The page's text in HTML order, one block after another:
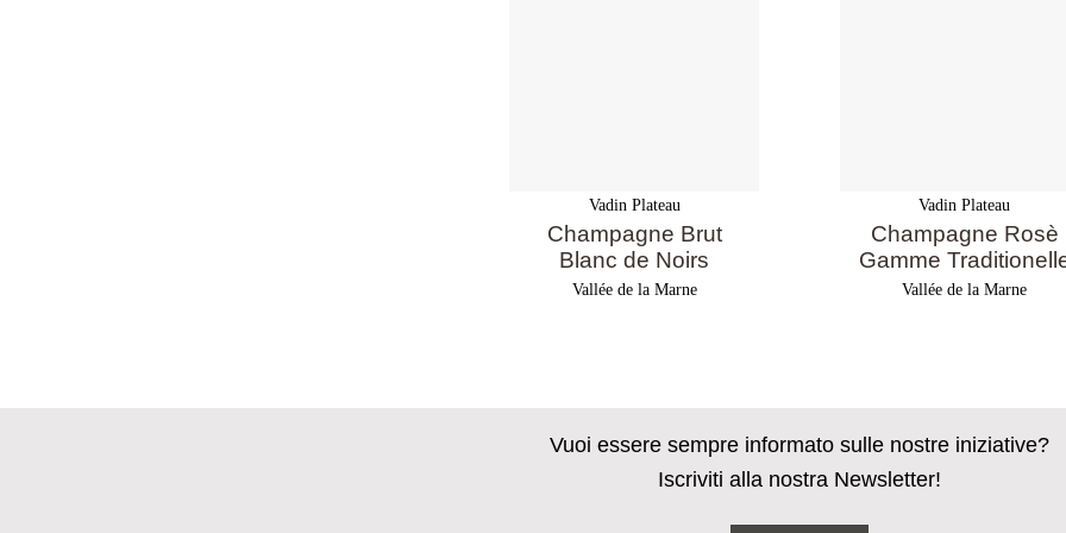
Vadin Plateau
Champagne Brut
Blanc de Noirs
Vallée de la Marne
Vadin Plateau
Champagne Rosè
Gamme
Vallée de la Marne
Vuoi essere sempre informato sulle nostre iniziative?
Iscriviti alla nostra Newsletter!